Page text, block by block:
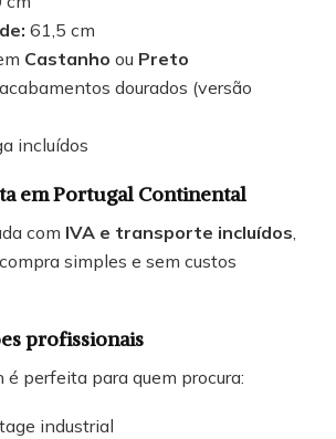
61,5 cm
Castanho ou Preto
dourados (versão
incluídos
em Portugal Continental
com IVA e transporte incluídos,
simples e sem custos
profissionais
é perfeita para quem procura:
industrial